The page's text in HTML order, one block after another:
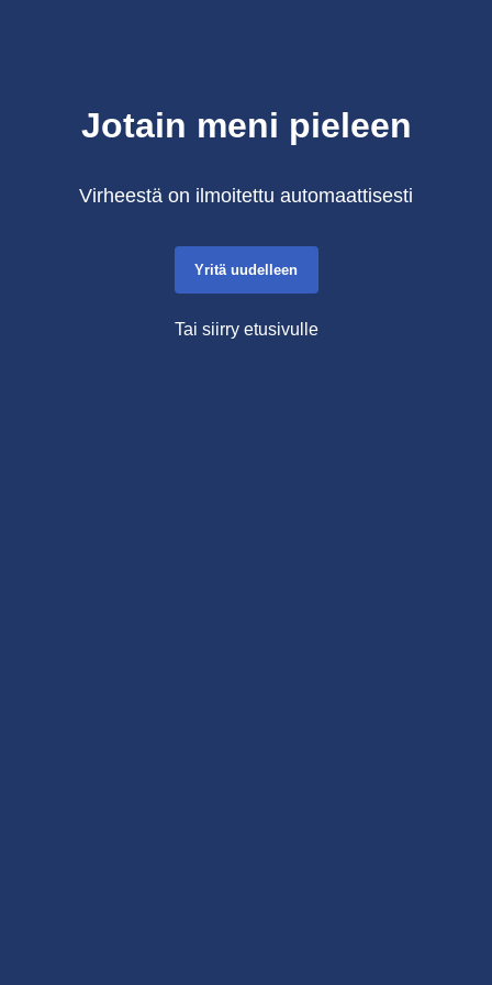
Jotain meni pieleen
Virheestä on ilmoitettu automaattisesti
Yritä uudelleen
Tai siirry etusivulle